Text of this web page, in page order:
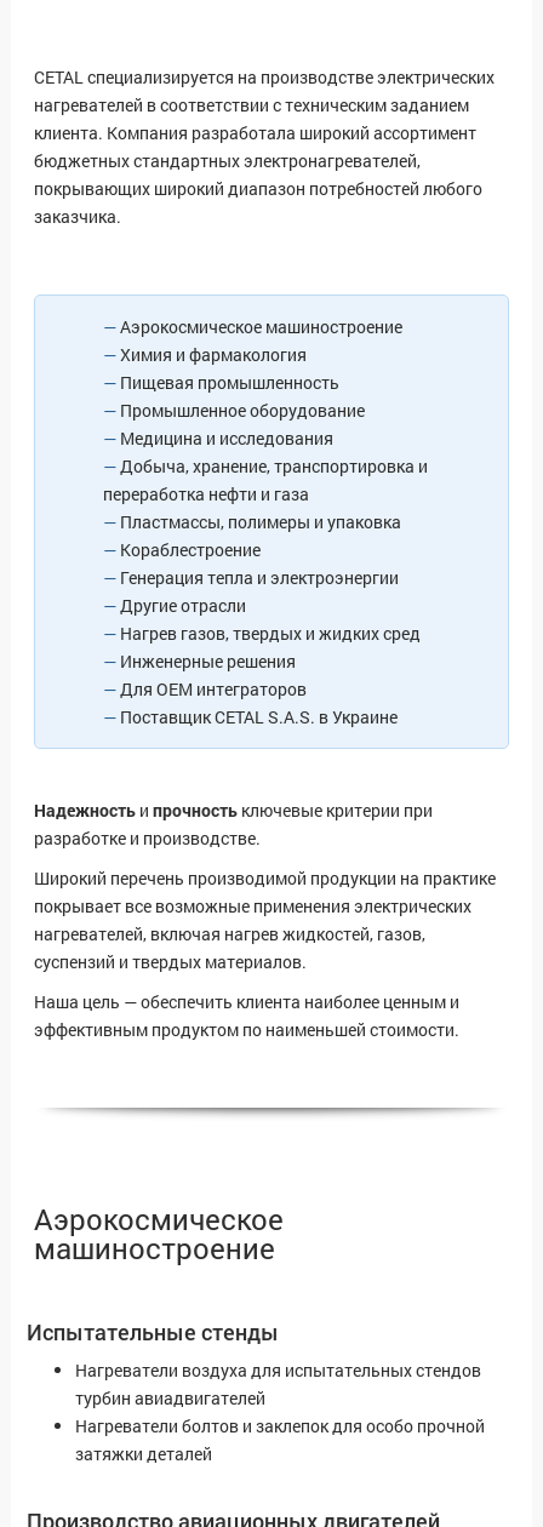
CETAL специализируется на производстве электрических
нагревателей в соответствии с техническим заданием
клиента. Компания разработала широкий ассортимент
бюджетных стандартных электронагревателей,
покрывающих широкий диапазон потребностей любого
заказчика.
—Аэрокосмическое машиностроение
—Химия и фармакология
— Пищевая промышленность
— Промышленное оборудование
— Медицина и исследования
— Добыча, хранение, транспортировка и
переработка нефти и газа
— Пластмассы, полимеры и упаковка
— Кораблестроение
— Генерация тепла и электроэнергии
— Другие отрасли
— Нагрев газов, твердых и жидких сред
— Инженерные решения
— Для OEM интеграторов
— Поставщик CETAL S.A.S. в Украине
Надежность и прочность ключевые критерии при
разработке и производстве.
Широкий перечень производимой продукции на практике
покрывает все возможные применения электрических
нагревателей, включая нагрев жидкостей, газов,
суспензий и твердых материалов.
Наша цель — обеспечить клиента наиболее ценным и
эффективным продуктом по наименьшей стоимости.
Аэрокосмическое
машиностроение
Испытательные стенды
Нагреватели воздуха для испытательных стендов
турбин авиадвигателей
Нагреватели болтов и заклепок для особо прочной
затяжки деталей